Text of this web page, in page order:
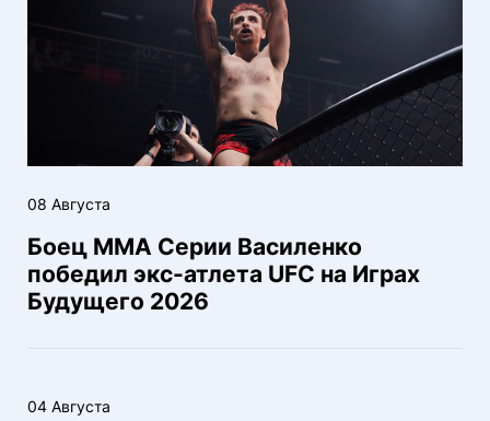
08 Августа
Боец ММА Серии Василенко
победил экс-атлета UFC на Играх
Будущего 2026
04 Августа